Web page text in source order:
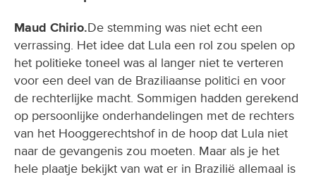
Maud Chirio.De stemming was niet echt een
verrassing. Het idee dat Lula een rol zou spelen op
het politieke toneel was al langer niet te verteren
voor een deel van de Braziliaanse politici en voor
de rechterlijke macht. Sommigen hadden gerekend
op persoonlijke onderhandelingen met de rechters
van het Hooggerechtshof in de hoop dat Lula niet
naar de gevangenis zou moeten. Maar als je het
hele plaatje bekijkt van wat er in Brazilië allemaal is